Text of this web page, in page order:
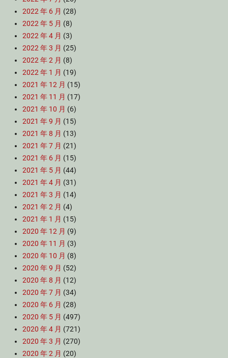
2022 年 6 月 (28)
2022 年 5 月 (8)
2022 年 4 月 (3)
2022 年 3 月 (25)
2022 年 2 月 (8)
2022 年 1 月 (19)
2021 年 12 月 (15)
2021 年 11 月 (17)
2021 年 10 月 (6)
2021 年 9 月 (15)
2021 年 8 月 (13)
2021 年 7 月 (21)
2021 年 6 月 (15)
2021 年 5 月 (44)
2021 年 4 月 (31)
2021 年 3 月 (14)
2021 年 2 月 (4)
2021 年 1 月 (15)
2020 年 12 月 (9)
2020 年 11 月 (3)
2020 年 10 月 (8)
2020 年 9 月 (52)
2020 年 8 月 (12)
2020 年 7 月 (34)
2020 年 6 月 (28)
2020 年 5 月 (497)
2020 年 4 月 (721)
2020 年 3 月 (270)
2020 年 2 月 (20)